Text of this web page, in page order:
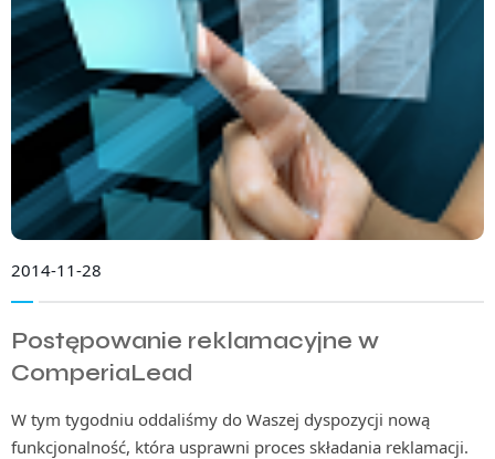
2014-11-28
Postępowanie reklamacyjne w
ComperiaLead
W tym tygodniu oddaliśmy do Waszej dyspozycji nową
funkcjonalność, która usprawni proces składania reklamacji.